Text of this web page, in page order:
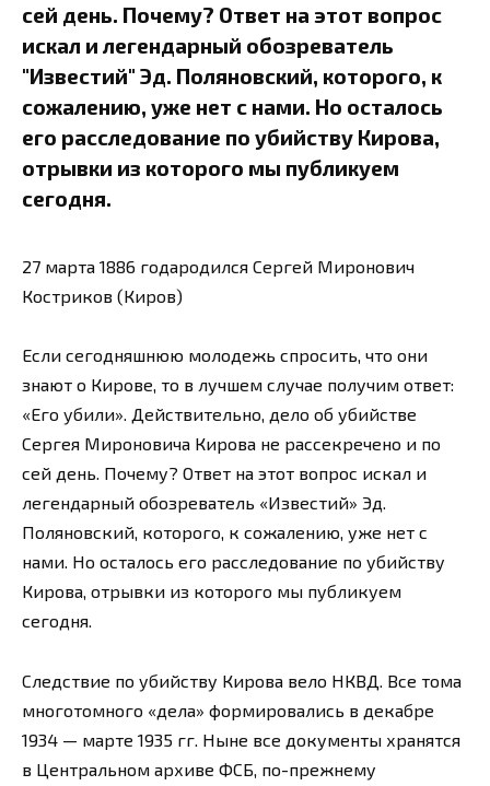
сей день. Почему? Ответ на этот вопрос
искал и легендарный обозреватель
"Известий" Эд. Поляновский, которого, к
сожалению, уже нет с нами. Но осталось
его расследование по убийству Кирова,
отрывки из которого мы публикуем
сегодня.
27 марта 1886 годародился Сергей Миронович
Костриков (Киров)
Если сегодняшнюю молодежь спросить, что они
знают о Кирове, то в лучшем случае получим ответ:
«Его убили». Действительно, дело об убийстве
Сергея Мироновича Кирова не рассекречено и по
сей день. Почему? Ответ на этот вопрос искал и
легендарный обозреватель «Известий» Эд.
Поляновский, которого, к сожалению, уже нет с
нами. Но осталось его расследование по убийству
Кирова, отрывки из которого мы публикуем
сегодня.
Следствие по убийству Кирова вело НКВД. Все тома
многотомного «дела» формировались в декабре
1934 — марте 1935 гг. Ныне все документы хранятся
в Центральном архиве ФСБ, по-прежнему